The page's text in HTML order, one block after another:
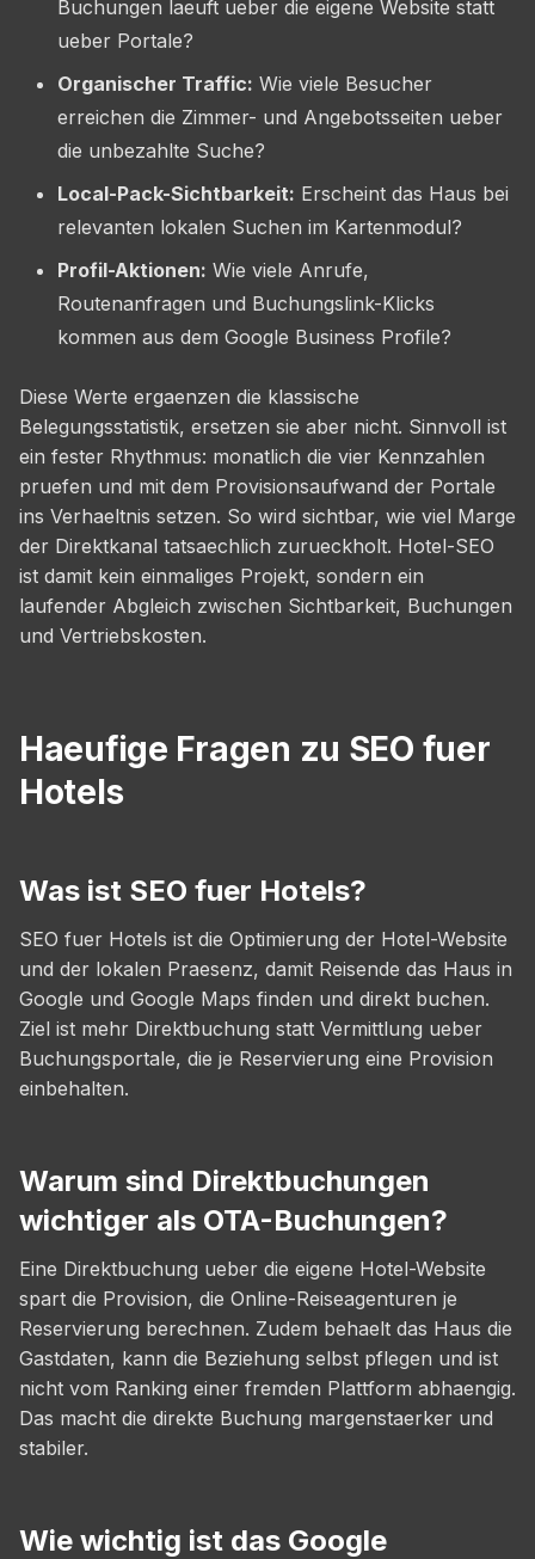
Buchungen laeuft ueber die eigene Website statt
ueber Portale?
Organischer Traffic: Wie viele Besucher
erreichen die Zimmer- und Angebotsseiten ueber
die unbezahlte Suche?
Local-Pack-Sichtbarkeit: Erscheint das Haus bei
relevanten lokalen Suchen im Kartenmodul?
Profil-Aktionen: Wie viele Anrufe,
Routenanfragen und Buchungslink-Klicks
kommen aus dem Google Business Profile?
Diese Werte ergaenzen die klassische
Belegungsstatistik, ersetzen sie aber nicht. Sinnvoll ist
ein fester Rhythmus: monatlich die vier Kennzahlen
pruefen und mit dem Provisionsaufwand der Portale
ins Verhaeltnis setzen. So wird sichtbar, wie viel Marge
der Direktkanal tatsaechlich zurueckholt. Hotel-SEO
ist damit kein einmaliges Projekt, sondern ein
laufender Abgleich zwischen Sichtbarkeit, Buchungen
und Vertriebskosten.
Haeufige Fragen zu SEO fuer
Hotels
Was ist SEO fuer Hotels?
SEO fuer Hotels ist die Optimierung der Hotel-Website
und der lokalen Praesenz, damit Reisende das Haus in
Google und Google Maps finden und direkt buchen.
Ziel ist mehr Direktbuchung statt Vermittlung ueber
Buchungsportale, die je Reservierung eine Provision
einbehalten.
Warum sind Direktbuchungen
wichtiger als OTA-Buchungen?
Eine Direktbuchung ueber die eigene Hotel-Website
spart die Provision, die Online-Reiseagenturen je
Reservierung berechnen. Zudem behaelt das Haus die
Gastdaten, kann die Beziehung selbst pflegen und ist
nicht vom Ranking einer fremden Plattform abhaengig.
Das macht die direkte Buchung margenstaerker und
stabiler.
Wie wichtig ist das Google